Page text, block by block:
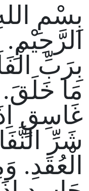
بِسْمِ
بِرَبِّ
مَا
غَاسِقٍ
شَرِّ
الْعُقَدِ.